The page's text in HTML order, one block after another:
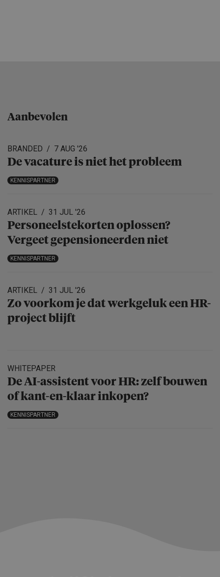
Aanbevolen
BRANDED 7 AUG '26
De vacature is niet het probleem
KENNISPARTNER
ARTIKEL 31 JUL '26
Personeels­te­korten oplossen?
Vergeet gepensio­neerden niet
KENNISPARTNER
ARTIKEL 31 JUL '26
Zo voorkom je dat werkgeluk een HR-
project blijft
WHITEPAPER
De AI-assistent voor HR: zelf bouwen
of kant-en-klaar inkopen?
KENNISPARTNER